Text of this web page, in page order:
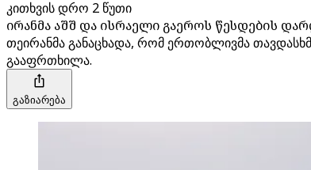
კითხვის დრო 2 წუთი
ირანმა აშშ და ისრაელი გაეროს წესდების
თეირანმა განაცხადა, რომ ერთობლივმა
გააფრთხილა.
გაზიარება